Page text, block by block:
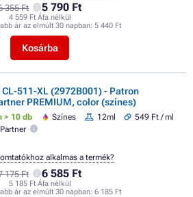
355 Ft 5 790 Ft
4 559 Ft Áfa nélkül
ár az elmúlt 30 napban: 5 440 Ft
Kosárba
CL-511-XL (2972B001) - Patron
PREMIUM, color (színes)
> 10 db Színes 12ml
549 Ft / ml
175 Ft 6 585 Ft
5 185 Ft Áfa nélkül
ár az elmúlt 30 napban: 6 185 Ft
alkalmas a termék?